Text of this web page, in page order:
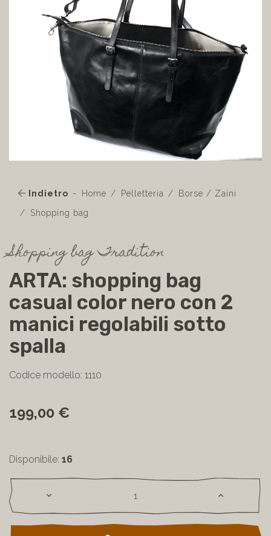
Indietro Home Pelletteria
Borse / Zaini
Shopping bag
Shopping bag Tradition
ARTA: shopping bag
casual color nero con 2
manici regolabili sotto
spalla
Codice modello: 1110
199,00 €
Disponibile: 16